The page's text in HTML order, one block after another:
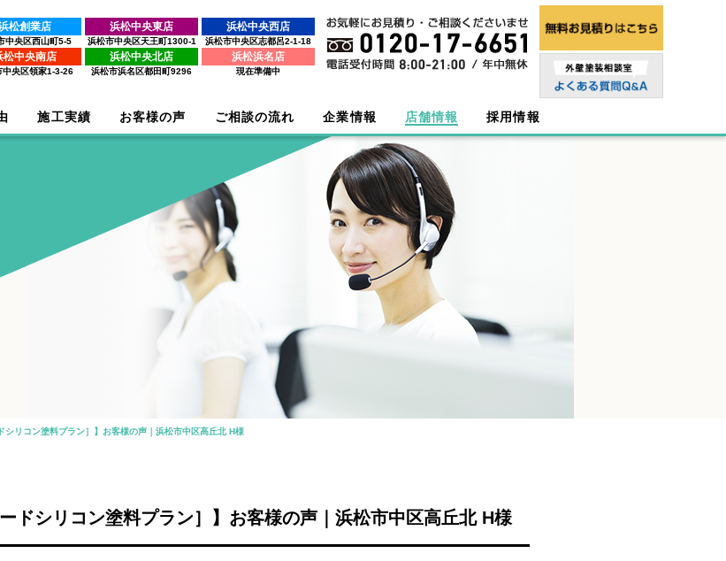
松創業店
中央区西山町5-5
浜松中央東店
浜松市中央区天王町1300-1
浜松中央西店
浜松市中央区志都呂2-1-18
松中央南店
中央区領家1-3-26
浜松中央北店
浜松市浜名区都田町9296
浜松浜名店
現在準備中
施工実績 お客様の声 ご相談の流れ 企業情報 店舗情報 採用情報
シリコン塗料プラン］】お客様の声｜浜松市中区高丘北 H様
ドシリコン塗料プラン］】お客様の声｜浜松市中区高丘北 H様